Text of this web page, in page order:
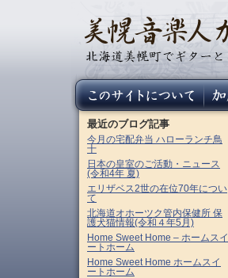
最近のブログ記事
今月の宅配弁当 ハローランチ鳥
十
日本の皇室のご活動・ニュース
(令和4年 夏)
エリザベス2世の在位70年につい
て
北海道オホーツク管内保健所 保
護犬猫情報(令和４年5月)
Home Sweet Home – ホームスイ
ートホーム
Home Sweet Home ホームスイ
ートホーム